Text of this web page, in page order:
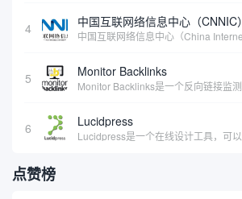
4 中国互联网络信息中心（CNNIC）
5 Monitor Backlinks
6 Lucidpress
点赞榜